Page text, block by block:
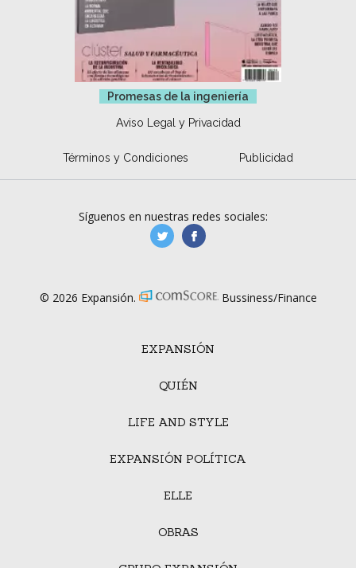
Promesas de la ingeniería
Aviso Legal y Privacidad
Términos y Condiciones Publicidad
EXPANSIÓN
QUIÉN
LIFE AND STYLE
EXPANSIÓN POLÍTICA
ELLE
OBRAS
Síguenos en nuestras redes sociales:
manufacturaGE
© 2026 Expansión. Bussiness/Finance